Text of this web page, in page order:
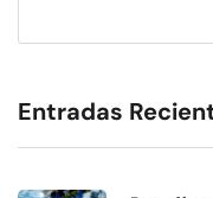
Entradas